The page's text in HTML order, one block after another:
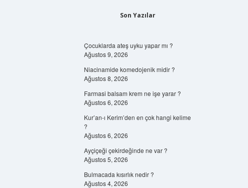
Son Yazılar
Çocuklarda ateş uyku yapar mı ?
Ağustos 9, 2026
Niacinamide komedojenik midir ?
Ağustos 8, 2026
Farmasi balsam krem ne işe yarar ?
Ağustos 6, 2026
Kur’an-ı Kerim’den en çok hangi kelime
?
Ağustos 6, 2026
Ayçiçeği çekirdeğinde ne var ?
Ağustos 5, 2026
Bulmacada kısırlık nedir ?
Ağustos 4, 2026